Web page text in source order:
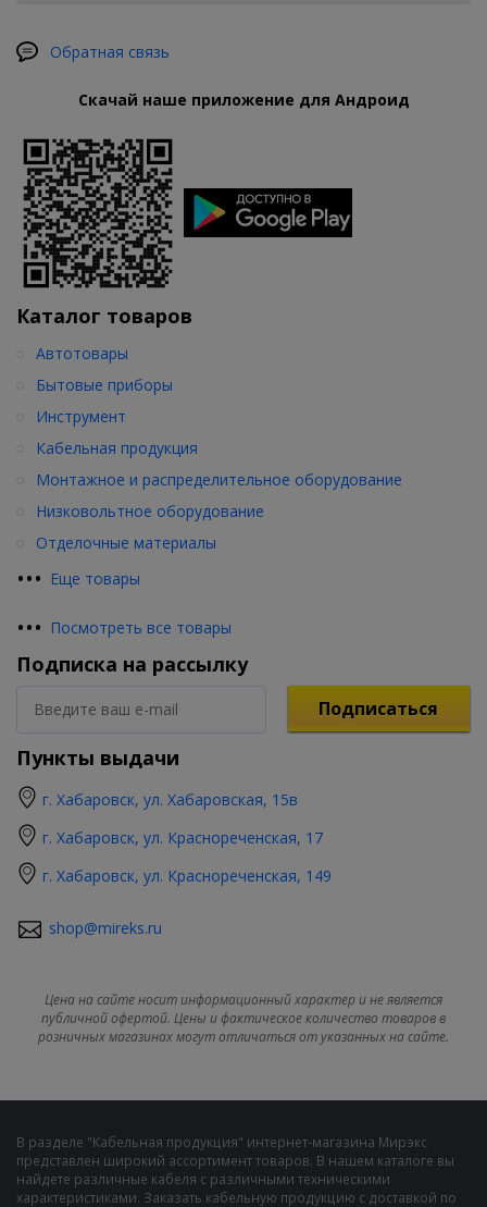
Обратная связь
Скачай наше приложение для Андроид
Каталог товаров
••• Еще товары
Автотовары
Бытовые приборы
Инструмент
Кабельная продукция
Монтажное и распределительное оборудование
Низковольтное оборудование
Отделочные материалы
••• Посмотреть все товары
Подписка на рассылку
Подписаться
Пункты выдачи
г. Хабаровск, ул. Хабаровская, 15в
г. Хабаровск, ул. Краснореченская, 17
г. Хабаровск, ул. Краснореченская, 149
shop@mireks.ru
Цена на сайте носит информационный характер и не является
публичной офертой. Цены и фактическое количество товаров в
розничных магазинах могут отличаться от указанных на сайте.
В разделе "Кабельная продукция" интернет-магазина Мирэкс
представлен широкий ассортимент товаров. В нашем каталоге вы
найдете различные кабеля с различными техническими
характеристиками. Заказать кабельную продукцию с доставкой по